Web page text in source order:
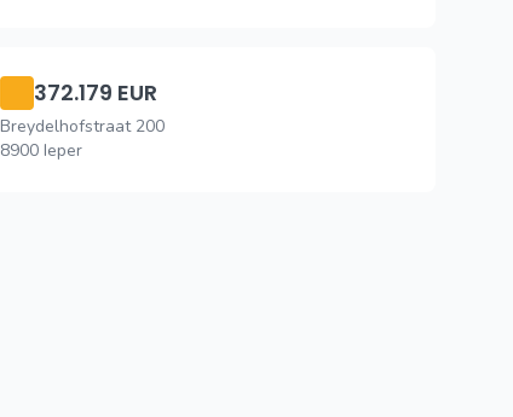
372.179 EUR
Breydelhofstraat 200
8900 Ieper